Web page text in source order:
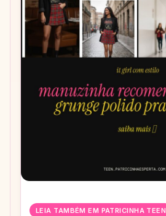
LEIA TAMBÉM EM PATRICINHA TEEN